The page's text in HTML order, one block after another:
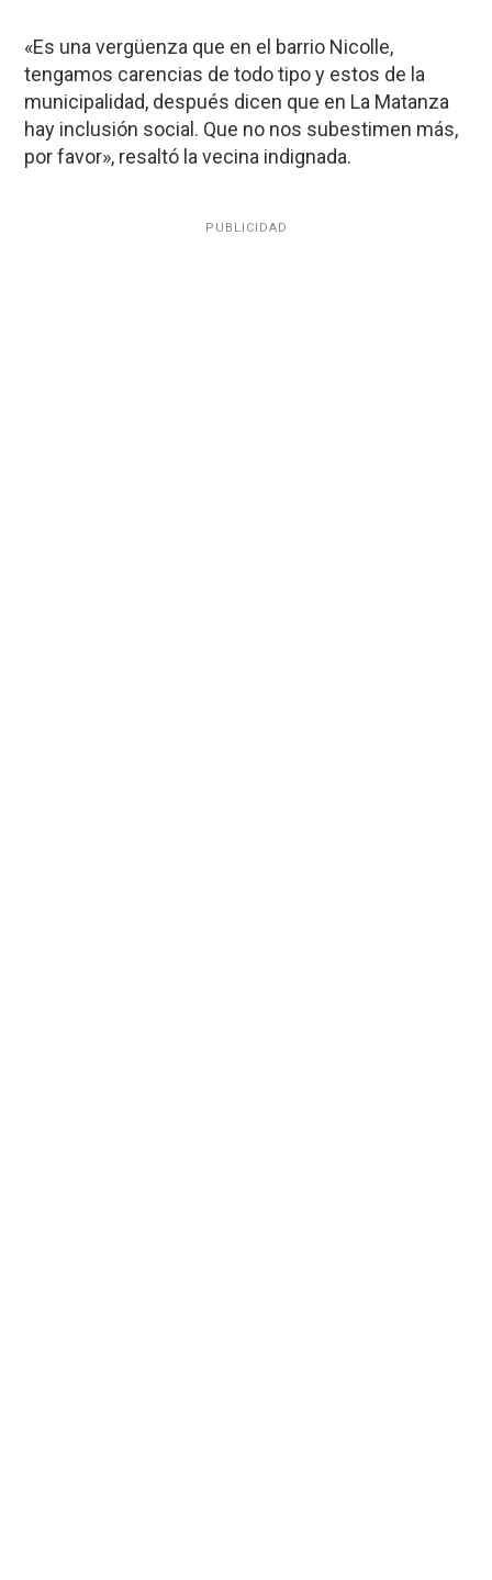
«Es una vergüenza que en el barrio Nicolle,
tengamos carencias de todo tipo y estos de la
municipalidad, después dicen que en La Matanza
hay inclusión social. Que no nos subestimen más,
por favor», resaltó la vecina indignada.
PUBLICIDAD